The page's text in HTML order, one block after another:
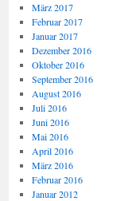
März 2017
Februar 2017
Januar 2017
Dezember 2016
Oktober 2016
September 2016
August 2016
Juli 2016
Juni 2016
Mai 2016
April 2016
März 2016
Februar 2016
Januar 2012